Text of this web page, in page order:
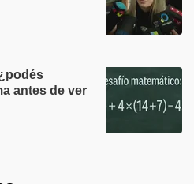
antes de ver